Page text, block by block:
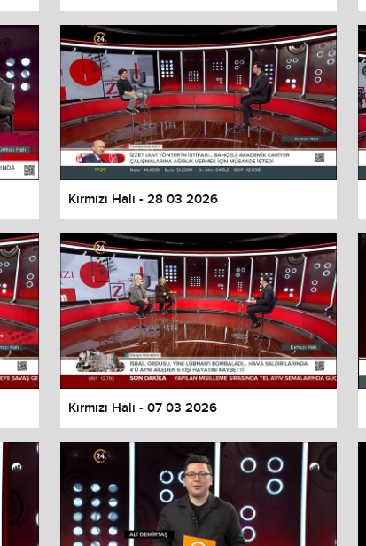
Kırmızı Halı - 28 03 2026
Kırmızı Halı - 07 03 2026